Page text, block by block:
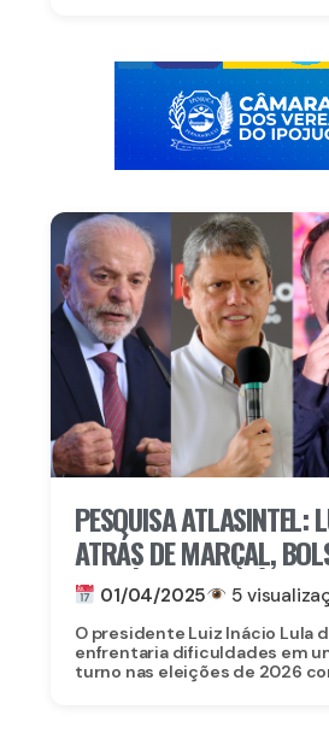
PESQUISA ATLASINTEL:
ATRÁS DE MARÇAL,
TARCÍSIO EM CENÁRIOS
TURNO
01/04/2025 5
O presidente Luiz Inácio Lula
enfrentaria dificuldades em
turno nas eleições de 2026